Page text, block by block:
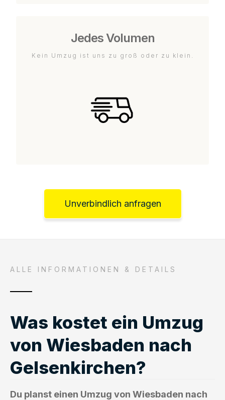
Jedes Volumen
Kein Umzug ist uns zu groß oder zu klein.
Unverbindlich anfragen
ALLE INFORMATIONEN & DETAILS
Was kostet ein Umzug
von Wiesbaden nach
Gelsenkirchen?
Du planst einen Umzug von Wiesbaden nach